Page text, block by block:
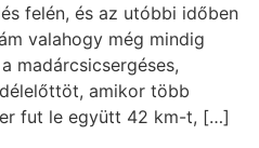
felén, és az utóbbi időben
valahogy még mindig
madárcsicsergéses,
amikor több
fut le együtt 42 km-t, […]